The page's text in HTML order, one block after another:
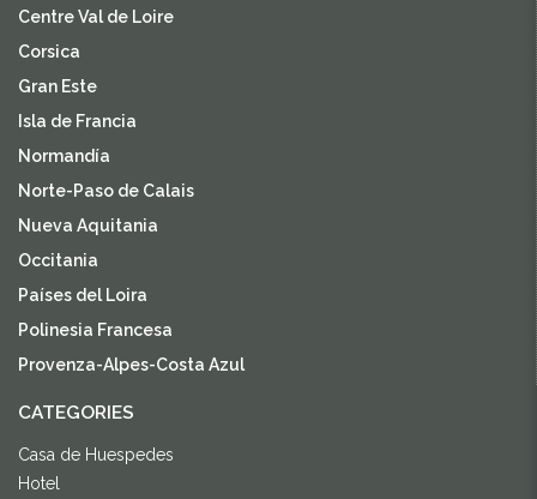
Centre Val de Loire
Corsica
Gran Este
Isla de Francia
Normandía
Norte-Paso de Calais
Nueva Aquitania
Occitania
Países del Loira
Polinesia Francesa
Provenza-Alpes-Costa Azul
CATEGORIES
Casa de Huespedes
Hotel